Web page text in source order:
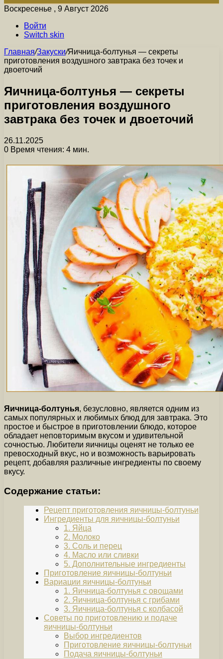
Воскресенье , 9 Август 2026
Войти
Switch skin
Главная/Закуски/Яичница-болтунья — секреты
приготовления воздушного завтрака без точек и
двоеточий
Яичница-болтунья — секреты
приготовления воздушного
завтрака без точек и двоеточий
26.11.2025
0 Время чтения: 4 мин.
Яичница-болтунья, безусловно, является одним из
самых популярных и любимых блюд для завтрака. Это
простое и быстрое в приготовлении блюдо, которое
обладает неповторимым вкусом и удивительной
сочностью. Любители яичницы оценят не только ее
превосходный вкус, но и возможность варьировать
рецепт, добавляя различные ингредиенты по своему
вкусу.
Содержание статьи:
Рецепт приготовления яичницы-болтуньи
Ингредиенты для яичницы-болтуньи
1. Яйца
2. Молоко
3. Соль и перец
4. Масло или сливки
5. Дополнительные ингредиенты
Приготовление яичницы-болтуньи
Вариации яичницы-болтуньи
1. Яичница-болтунья с овощами
2. Яичница-болтунья с грибами
3. Яичница-болтунья с колбасой
Советы по приготовлению и подаче
яичницы-болтуньи
Выбор ингредиентов
Приготовление яичницы-болтуньи
Подача яичницы-болтуньи